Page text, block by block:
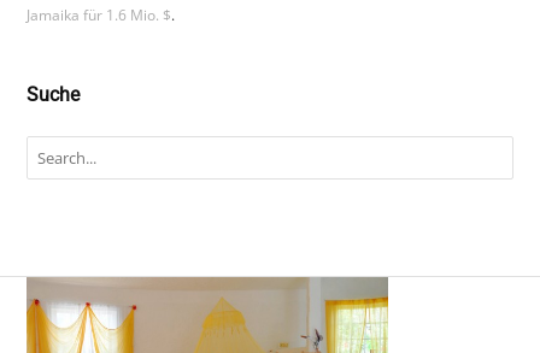
Jamaika für 1.6 Mio. $.
Suche